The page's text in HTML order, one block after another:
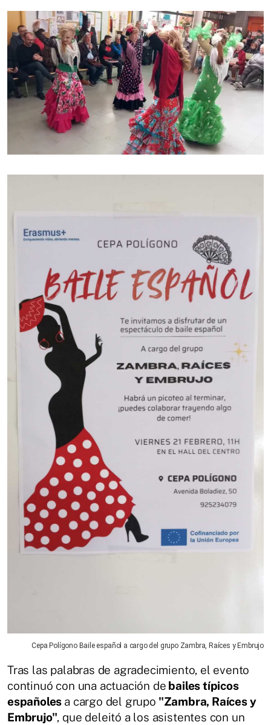
Cepa Polígono Baile español a cargo del grupo Zambra, Raíces y Embrujo
Tras las palabras de agradecimiento, el evento
continuó con una actuación de bailes típicos
españoles a cargo del grupo "Zambra, Raíces y
Embrujo", que deleitó a los asistentes con un